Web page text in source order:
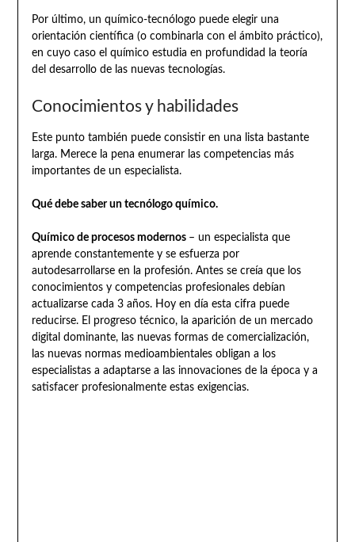
Por último, un químico-tecnólogo puede elegir una
orientación científica (o combinarla con el ámbito práctico),
en cuyo caso el químico estudia en profundidad la teoría
del desarrollo de las nuevas tecnologías.
Conocimientos y habilidades
Este punto también puede consistir en una lista bastante
larga. Merece la pena enumerar las competencias más
importantes de un especialista.
Qué debe saber un tecnólogo químico.
Químico de procesos modernos – un especialista que
aprende constantemente y se esfuerza por
autodesarrollarse en la profesión. Antes se creía que los
conocimientos y competencias profesionales debían
actualizarse cada 3 años. Hoy en día esta cifra puede
reducirse. El progreso técnico, la aparición de un mercado
digital dominante, las nuevas formas de comercialización,
las nuevas normas medioambientales obligan a los
especialistas a adaptarse a las innovaciones de la época y a
satisfacer profesionalmente estas exigencias.